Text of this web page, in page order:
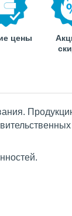
цены